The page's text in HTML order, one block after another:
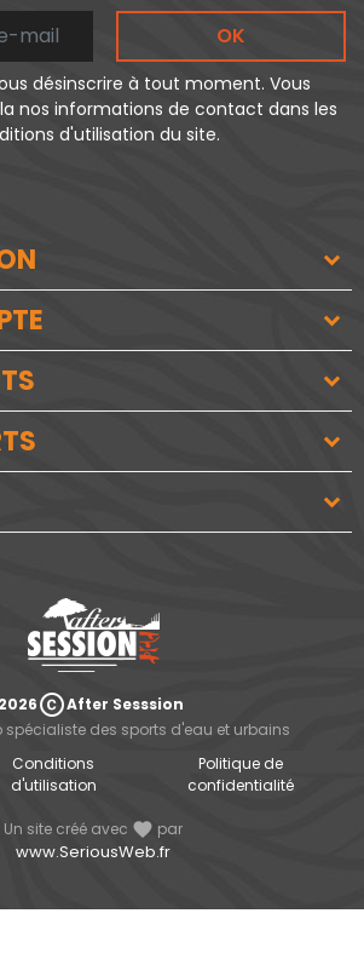
OK
désinscrire à tout moment. Vous
nos informations de contact dans les
d'utilisation du site.
2026copyrightAfter Sesssion
spécialiste des sports d'eau et urbains
Conditions
d'utilisation
Politique de
confidentialité
Un site créé avec favorite par
www.SeriousWeb.fr